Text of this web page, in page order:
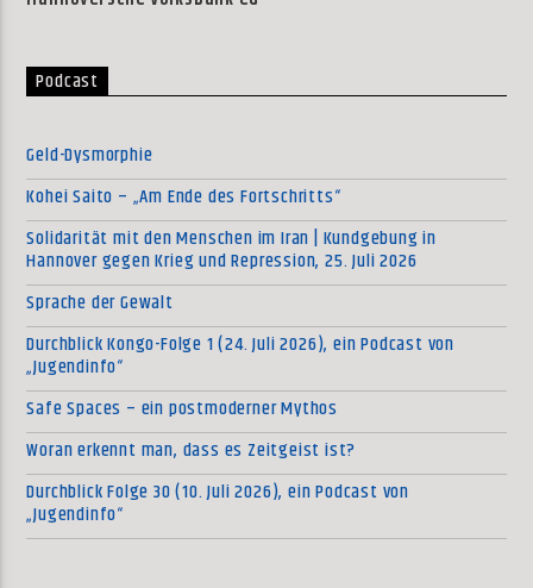
Podcast
Geld-Dysmorphie
Kohei Saito – „Am Ende des Fortschritts“
Solidarität mit den Menschen im Iran | Kundgebung in
Hannover gegen Krieg und Repression, 25. Juli 2026
Sprache der Gewalt
Durchblick Kongo-Folge 1 (24. Juli 2026), ein Podcast von
„Jugendinfo“
Safe Spaces – ein postmoderner Mythos
Woran erkennt man, dass es Zeitgeist ist?
Durchblick Folge 30 (10. Juli 2026), ein Podcast von
„Jugendinfo“